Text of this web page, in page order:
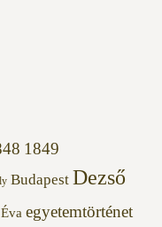
1849
Budapest Dezső
egyetemtörténet